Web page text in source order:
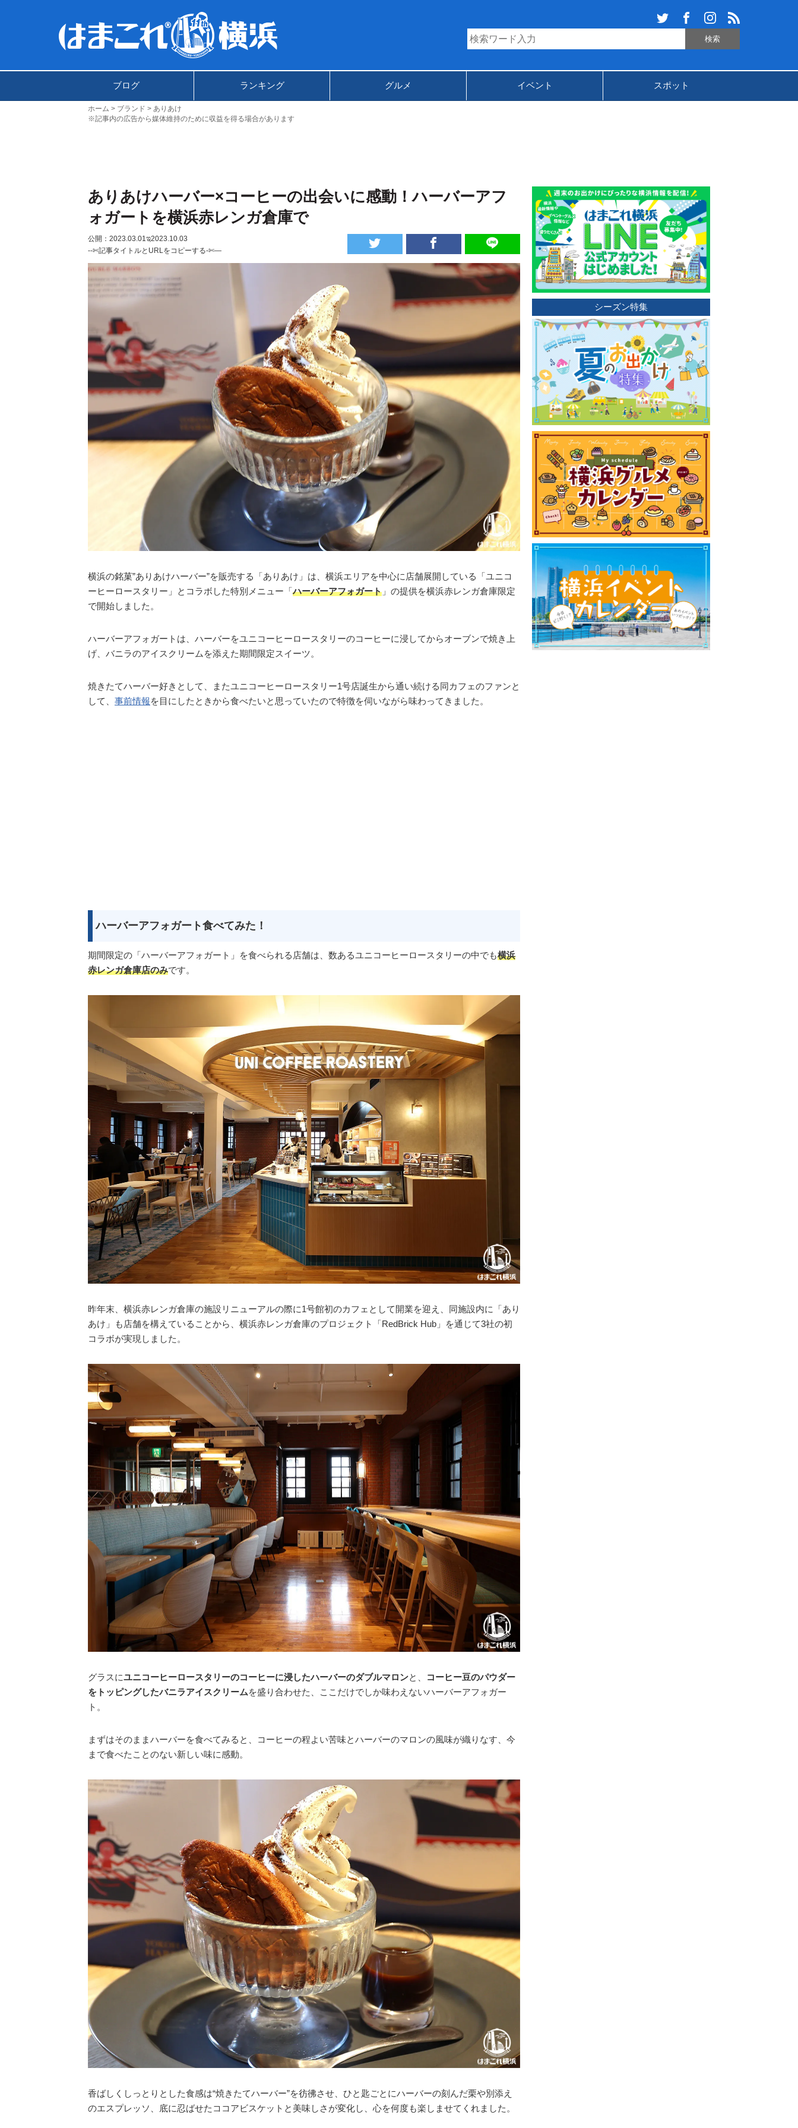
ブログ ランキング グルメ イベント スポット
ホーム ブランド
ありあけ
※記事内の広告から媒体維持のために収益を得る場合があります
ありあけハーバー×コーヒーの出会いに感動！ハーバーアフ
ォガートを横浜赤レンガ倉庫で
公開：2023.03.01 ಇ2023.10.03
--✄記事タイトルとURLをコピーする-✄—
横浜の銘菓”ありあけハーバー”を販売する「ありあけ」は、横浜エリアを中心に店舗展開している「ユニコ
ーヒーロースタリー」とコラボした特別メニュー「ハーバーアフォガート 」の提供を横浜赤レンガ倉庫限定
で開始しました。
ハーバーアフォガートは、ハーバーをユニコーヒーロースタリーのコーヒーに浸してからオーブンで焼き上
げ、バニラのアイスクリームを添えた期間限定スイーツ。
焼きたてハーバー好きとして、またユニコーヒーロースタリー1号店誕生から通い続ける同カフェのファンと
して、 事前情報を目にしたときから食べたいと思っていたので特徴を伺いながら味わってきました。
ハーバーアフォガート食べてみた！
期間限定の「ハーバーアフォガート」を食べられる店舗は、数あるユニコーヒーロースタリーの中でも横浜
赤レンガ倉庫店のみです。
昨年末、横浜赤レンガ倉庫の施設リニューアルの際に1号館初のカフェとして開業を迎え、同施設内に「あり
あけ」も店舗を構えていることから、横浜赤レンガ倉庫のプロジェクト「RedBrick Hub」を通じて3社の初
コラボが実現しました。
グラスにユニコーヒーロースタリーのコーヒーに浸したハーバーのダブルマロンと、
コーヒー豆のパウダー
をトッピングしたバニラアイスクリームを盛り合わせた、ここだけでしか味わえないハーバーアフォガー
ト。
まずはそのままハーバーを食べてみると、コーヒーの程よい苦味とハーバーのマロンの風味が織りなす、今
まで食べたことのない新しい味に感動。
香ばしくしっとりとした食感は“焼きたてハーバー”を彷彿させ、ひと匙ごとにハーバーの刻んだ栗や別添え
のエスプレッソ、底に忍ばせたココアビスケットと美味しさが変化し、心を何度も楽しませてくれました。
シーズン特集